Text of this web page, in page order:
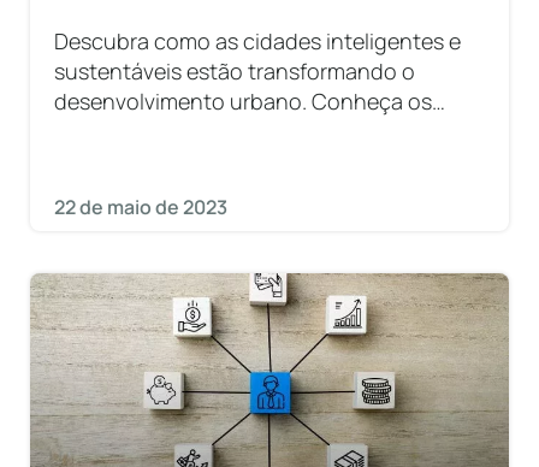
Descubra como as cidades inteligentes e
sustentáveis estão transformando o
desenvolvimento urbano. Conheça os
22 de maio de 2023